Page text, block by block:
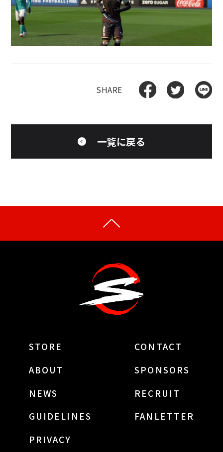
一覧に戻る
STORE
CONTACT
ABOUT
SPONSORS
NEWS
RECRUIT
GUIDELINES
FANLETTER
PRIVACY